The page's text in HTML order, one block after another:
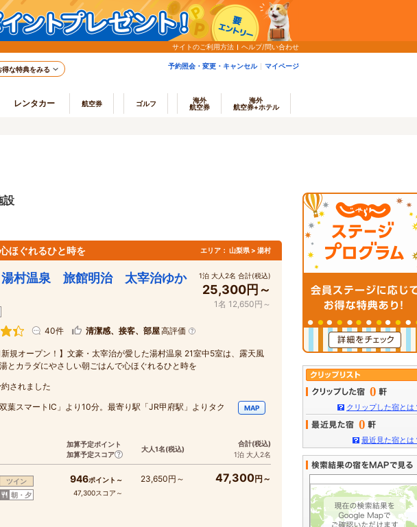
サイトのご利用方法 ヘルプ/問い合わせ
得な特典をみる 予約照会・変更・キャンセル マイページ
レンタカー 航空券 ゴルフ
海外
航空券
海外
航空券+ホテル
設
ほぐれるひと時を エリア： 山梨県 > 湯村
村温泉 旅館明治 太宰治ゆか
1泊 大人2名 合計(税込)
25,300円～
1名 12,650円～
40件 清潔感、接客、部屋高評価
新規オープン！】文豪・太宰治が愛した湯村温泉 21室中5室は、露天風
とカラダにやさしい朝ごはんで心ほぐれるひと時を
されました
双葉スマートIC」より10分。最寄り駅「JR甲府駅」よりタク
MAP
加算予定ポイント
加算予定スコア
大人1名(税込)
合計(税込)
1泊 大人2名
ツイン
朝・夕
946ポイント～
47,300スコア～
23,650円～ 47,300円～
0
クリップした宿とは
0
最近見た宿とは